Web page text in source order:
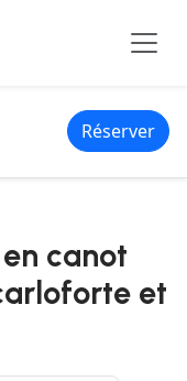
Réserver
entre carloforte et
canot
et